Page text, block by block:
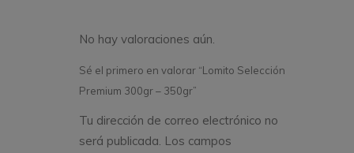
No hay valoraciones aún.
Sé el primero en valorar “Lomito Selección
Premium 300gr – 350gr”
Tu dirección de correo electrónico no
será publicada. Los campos